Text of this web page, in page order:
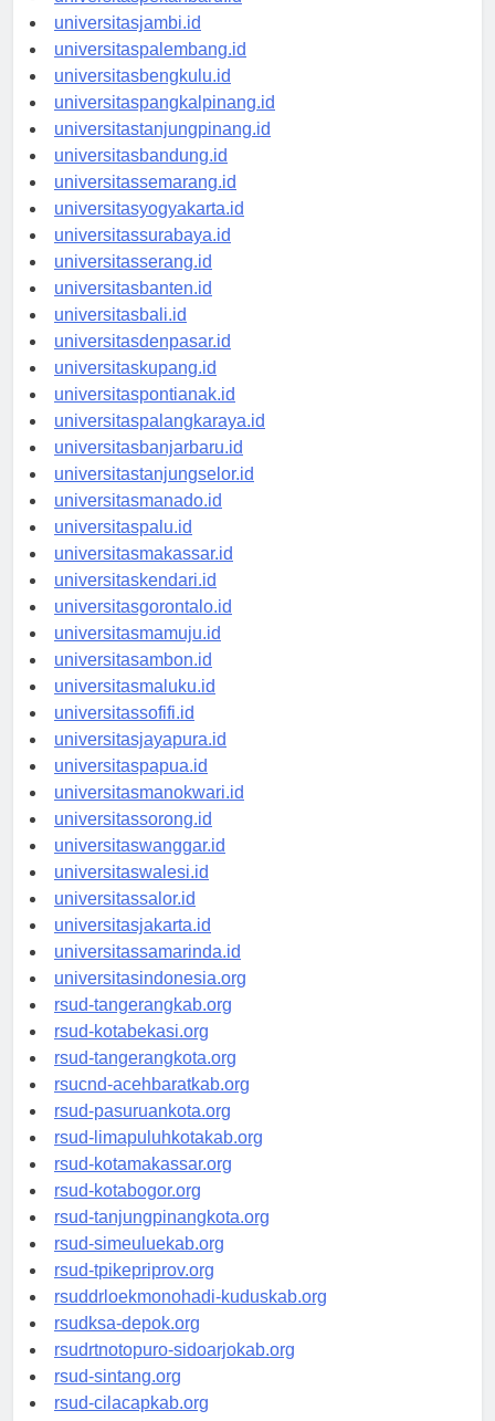
universitaspekanbaru.id
universitasjambi.id
universitaspalembang.id
universitasbengkulu.id
universitaspangkalpinang.id
universitastanjungpinang.id
universitasbandung.id
universitassemarang.id
universitasyogyakarta.id
universitassurabaya.id
universitasserang.id
universitasbanten.id
universitasbali.id
universitasdenpasar.id
universitaskupang.id
universitaspontianak.id
universitaspalangkaraya.id
universitasbanjarbaru.id
universitastanjungselor.id
universitasmanado.id
universitaspalu.id
universitasmakassar.id
universitaskendari.id
universitasgorontalo.id
universitasmamuju.id
universitasambon.id
universitasmaluku.id
universitassofifi.id
universitasjayapura.id
universitaspapua.id
universitasmanokwari.id
universitassorong.id
universitaswanggar.id
universitaswalesi.id
universitassalor.id
universitasjakarta.id
universitassamarinda.id
universitasindonesia.org
rsud-tangerangkab.org
rsud-kotabekasi.org
rsud-tangerangkota.org
rsucnd-acehbaratkab.org
rsud-pasuruankota.org
rsud-limapuluhkotakab.org
rsud-kotamakassar.org
rsud-kotabogor.org
rsud-tanjungpinangkota.org
rsud-simeuluekab.org
rsud-tpikepriprov.org
rsuddrloekmonohadi-kuduskab.org
rsudksa-depok.org
rsudrtnotopuro-sidoarjokab.org
rsud-sintang.org